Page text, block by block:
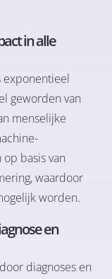
in alle
exponentieel
geworden van
menselijke
basis van
waardoor
worden.
en
diagnoses en